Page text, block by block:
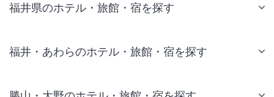
福井県のホテル・旅館・宿を探す
福井・あわらのホテル・旅館・宿を探す